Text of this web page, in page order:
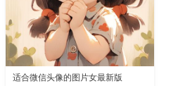
适合微信头像的图片女最新版